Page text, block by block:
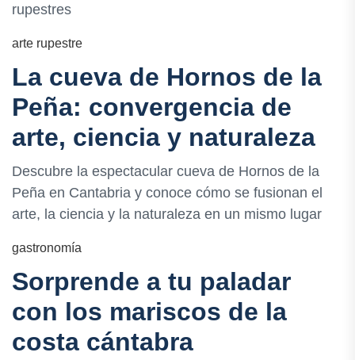
rupestres
arte rupestre
La cueva de Hornos de la
Peña: convergencia de
arte, ciencia y naturaleza
Descubre la espectacular cueva de Hornos de la
Peña en Cantabria y conoce cómo se fusionan el
arte, la ciencia y la naturaleza en un mismo lugar
gastronomía
Sorprende a tu paladar
con los mariscos de la
costa cántabra